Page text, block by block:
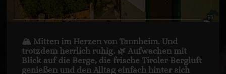
🏔️ Mitten im Herzen von Tannheim. Und
trotzdem herrlich ruhig. 🌿 Aufwachen mit
Blick auf die Berge, die frische Tiroler Bergluft
genießen und den Alltag einfach hinter sich